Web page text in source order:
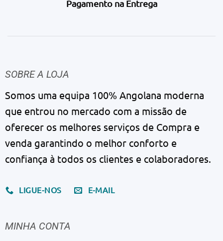
Pagamento na Entrega
SOBRE A LOJA
Somos uma equipa 100% Angolana moderna
que entrou no mercado com a missão de
oferecer os melhores serviços de Compra e
venda garantindo o melhor conforto e
confiança à todos os clientes e colaboradores.
LIGUE-NOS E-MAIL
MINHA CONTA